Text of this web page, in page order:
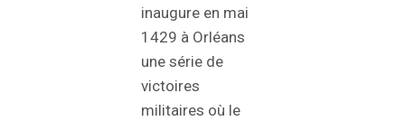
inaugure en mai
1429 à Orléans
une série de
victoires
militaires où le